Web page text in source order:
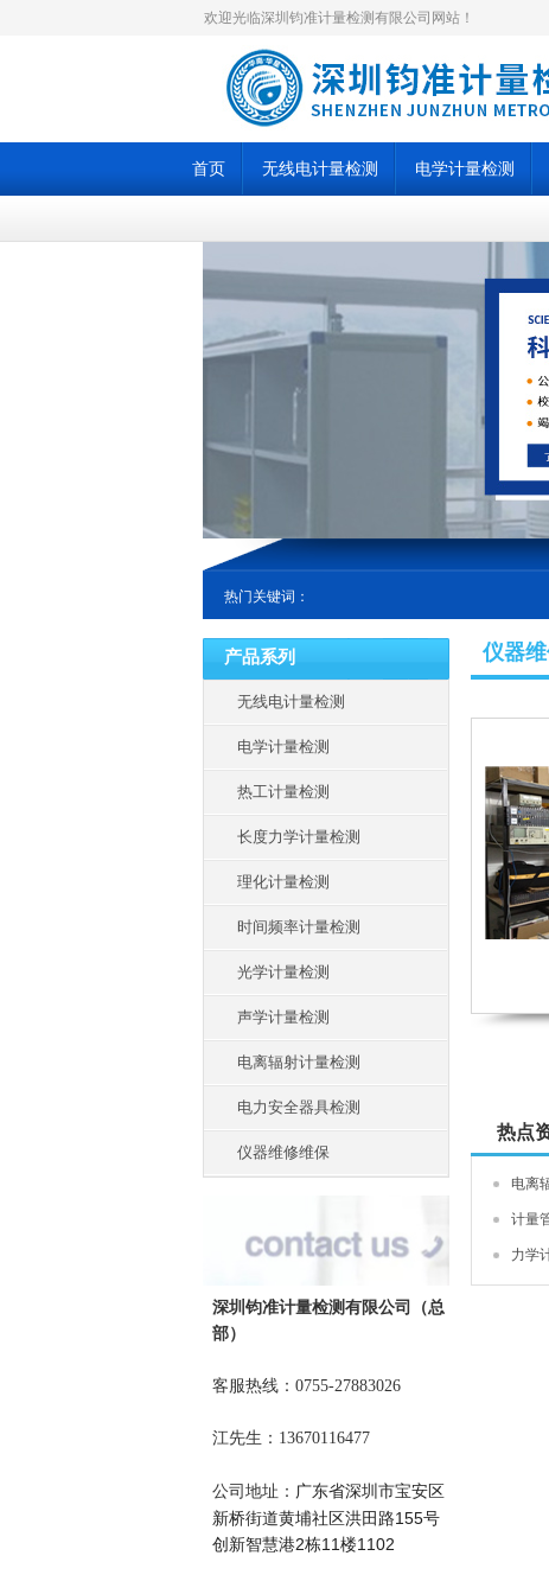
欢迎光临深圳钧准计量检测有限公司网站！
首页 无线电计量检测 电学计量检测
热门关键词：
产品系列
无线电计量检测
电学计量检测
热工计量检测
长度力学计量检测
理化计量检测
时间频率计量检测
光学计量检测
声学计量检测
电离辐射计量检测
电力安全器具检测
仪器维修维保
深圳钧准计量检测有限公司
（总
部）
客服热线：0755-27883026
江先生：13670116477
公司地址： 广东省深圳市宝安区
新桥街道黄埔社区洪田路155号
创新智慧港2栋11楼1102
仪器
热点
电离
计量
力学